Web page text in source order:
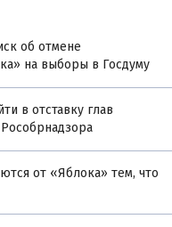
об отмене
на выборы в Госдуму
в отставку глав
от «Яблока» тем, что